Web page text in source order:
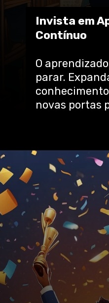
O
parar.
novas portas
Invista em
Contínuo